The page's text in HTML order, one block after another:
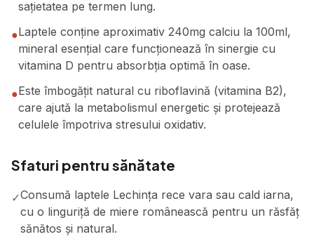
sațietatea pe termen lung.
●Laptele conține aproximativ 240mg calciu la 100ml,
mineral esențial care funcționează în sinergie cu
vitamina D pentru absorbția optimă în oase.
●Este îmbogățit natural cu riboflavină (vitamina B2),
care ajută la metabolismul energetic și protejează
celulele împotriva stresului oxidativ.
Sfaturi pentru sănătate
✓Consumă laptele Lechința rece vara sau cald iarna,
cu o linguriță de miere românească pentru un răsfăț
sănătos și natural.